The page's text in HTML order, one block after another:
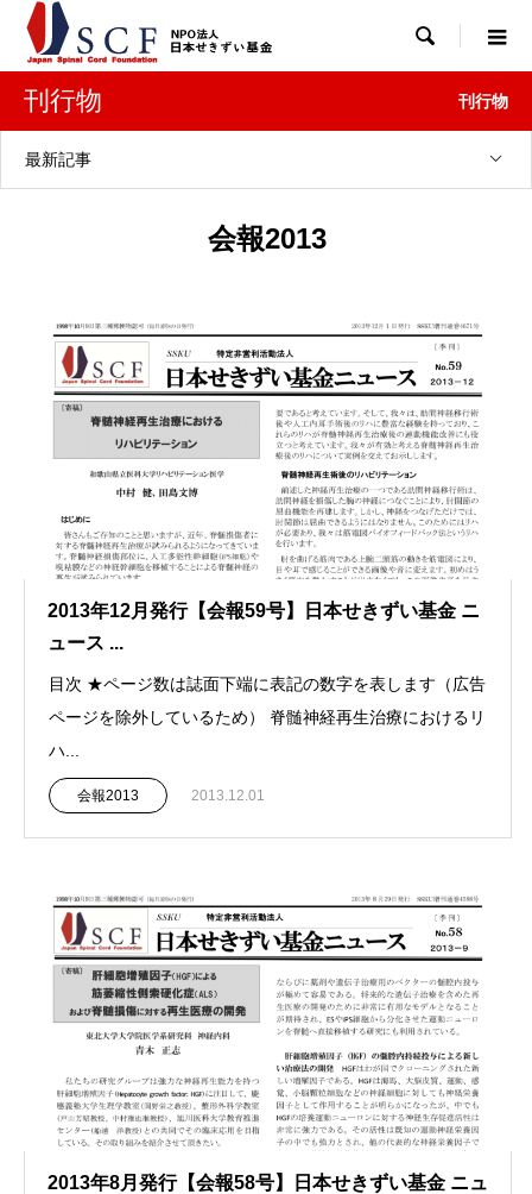

刊行物 刊行物
最新記事
会報2013
2013年12月発行【会報59号】日本せきずい基金 ニ
ュース ...
目次 ★ページ数は誌面下端に表記の数字を表します（広告
ページを除外しているため） 脊髄神経再生治療におけるリ
ハ...
会報2013 2013.12.01
2013年8月発行【会報58号】日本せきずい基金 ニュ